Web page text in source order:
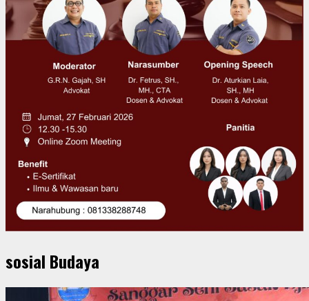
sosial Budaya